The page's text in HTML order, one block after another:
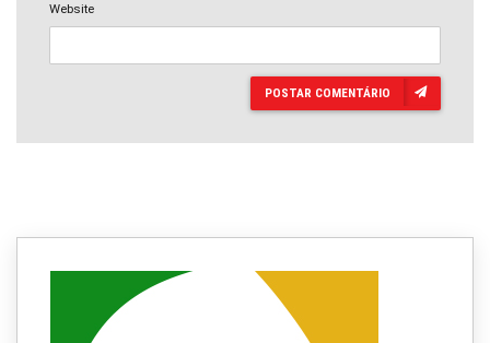
Website
POSTAR COMENTÁRIO